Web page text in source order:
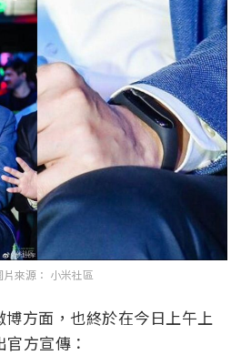
來源： 小米社區
方面，也終於在今日上午上
方宣傳：